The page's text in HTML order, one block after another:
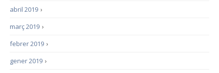
›
abril 2019
›
març 2019
›
febrer 2019
›
gener 2019